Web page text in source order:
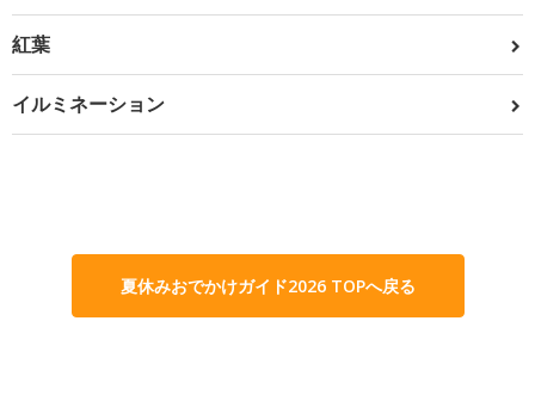
紅葉
イルミネーション
夏休みおでかけガイド2026 TOPへ戻る